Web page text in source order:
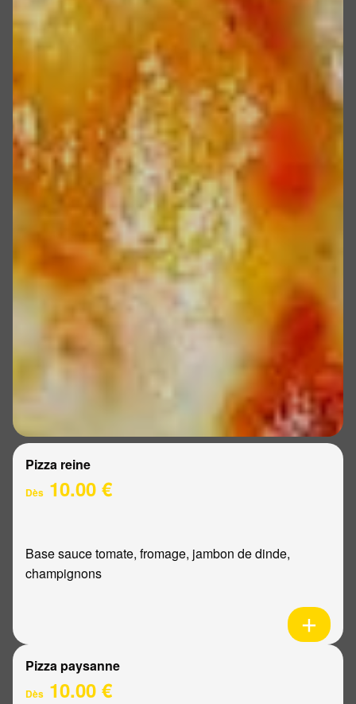
Pizza reine
Dès 10.00 €
Base sauce tomate, fromage, jambon de dinde,
champignons
Pizza paysanne
Dès 10.00 €